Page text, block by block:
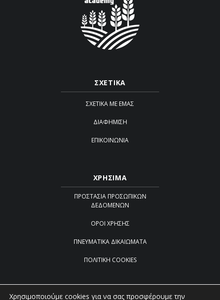
ΣΧΕΤΙΚΑ
ΣΧΕΤΙΚΆ ΜΕ ΕΜΆΣ
ΔΙΑΦΉΜΙΣΗ
ΕΠΙΚΟΙΝΩΝΊΑ
ΧΡΗΣΙΜΑ
ΠΡΟΣΤΑΣΊΑ ΠΡΟΣΩΠΙΚΏΝ
ΔΕΔΟΜΈΝΩΝ
ΌΡΟΙ ΧΡΉΣΗΣ
ΠΝΕΥΜΑΤΙΚΆ ΔΙΚΑΙΏΜΑΤΑ
ΠΟΛΙΤΙΚΉ COOKIES
Χρησιμοποιούμε cookies για να σας προσφέρουμε την